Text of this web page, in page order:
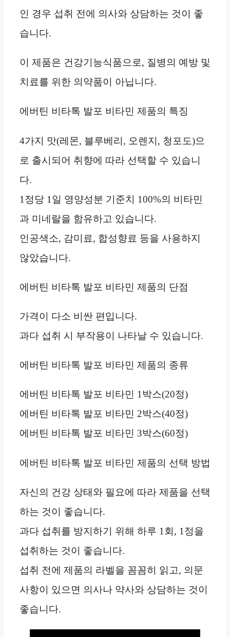
인 경우 섭취 전에 의사와 상담하는 것이 좋
습니다.
이 제품은 건강기능식품으로, 질병의 예방 및
치료를 위한 의약품이 아닙니다.
에버틴 비타톡 발포 비타민 제품의 특징
4가지 맛(레몬, 블루베리, 오렌지, 청포도)으
로 출시되어 취향에 따라 선택할 수 있습니
다.
1정당 1일 영양성분 기준치 100%의 비타민
과 미네랄을 함유하고 있습니다.
인공색소, 감미료, 합성향료 등을 사용하지
않았습니다.
에버틴 비타톡 발포 비타민 제품의 단점
가격이 다소 비싼 편입니다.
과다 섭취 시 부작용이 나타날 수 있습니다.
에버틴 비타톡 발포 비타민 제품의 종류
에버틴 비타톡 발포 비타민 1박스(20정)
에버틴 비타톡 발포 비타민 2박스(40정)
에버틴 비타톡 발포 비타민 3박스(60정)
에버틴 비타톡 발포 비타민 제품의 선택 방법
자신의 건강 상태와 필요에 따라 제품을 선택
하는 것이 좋습니다.
과다 섭취를 방지하기 위해 하루 1회, 1정을
섭취하는 것이 좋습니다.
섭취 전에 제품의 라벨을 꼼꼼히 읽고, 의문
사항이 있으면 의사나 약사와 상담하는 것이
좋습니다.